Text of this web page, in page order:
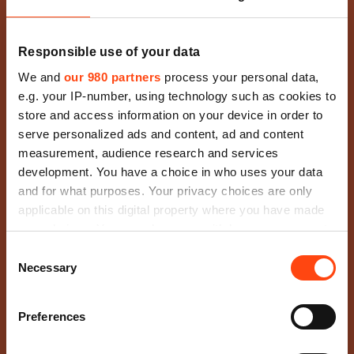
Responsible use of your data
We and our 980 partners process your personal data,
e.g. your IP-number, using technology such as cookies to
store and access information on your device in order to
serve personalized ads and content, ad and content
measurement, audience research and services
development. You have a choice in who uses your data
and for what purposes. Your privacy choices are only
applicable on this digital property where you have made
your choices. You can change or withdraw your consent
the Privacy trigger icon.
Find out more about how your personal data is processed
and set your preferences in the
Selection
Necessary
Preferences